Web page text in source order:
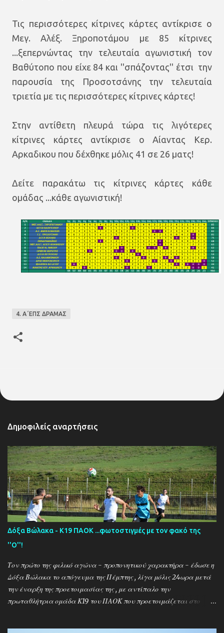
Τις περισσότερες κίτρινες κάρτες αντίκρισε ο
Μεγ. Αλέξ. Ξηροποτάμου με 85 κίτρινες
...ξεπερνώντας την τελευταία αγωνιστική τον
Βαθύτοπο που είχε 84 και ''σπάζοντας'' έτσι την
παρουσία της Προσοτσάνης την τελευταία
τριετία με τις περισσότερες κίτρινες κάρτες!
Στην αντίθετη πλευρά τώρα τις λιγότερες
κίτρινες κάρτες αντίκρισε ο Αίαντας Κερ.
Αρκαδικου που δέχθηκε μόλις 41 σε 26 ματς!
Δείτε παρακάτω τις κίτρινες κάρτες κάθε
ομάδας ...κάθε αγωνιστική!
4. Α΄ΕΠΣ ΔΡΑΜΑΣ
Δημοφιλείς αναρτήσεις
Δόξα Βώλακα - Κ19 ΠΑΟΚ ...φωτοστιγμές με τον φακό της
''Ο''!
Τον πρώτο της φιλικό αγώνα - προπονητικού χαρακτήρα - έδωσε η
Δόξα Βώλακα το απόγευμα της Πέμπτης , λίγα μόλις 24ωρα μετά
την έναρξη της προετοιμασίας της , με αντίπαλο την
πρωταθλήτρια ομάδα Κ19 του ΠΑΟΚ που προετοιμάζεται στο